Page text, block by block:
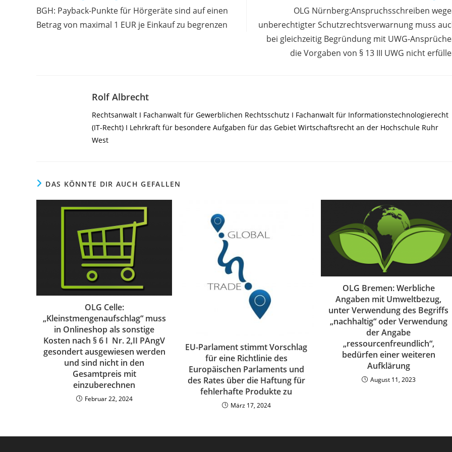
ansehen
BGH: Payback-Punkte für Hörgeräte sind auf einen
Betrag von maximal 1 EUR je Einkauf zu begrenzen
OLG Nürnberg:Anspruchsschreiben
unberechtigter Schutzrechtsverwarnung muss
bei gleichzeitig Begründung mit UWG-
die Vorgaben von § 13 III UWG nicht
Rolf Albrecht
Rechtsanwalt I Fachanwalt für Gewerblichen Rechtsschutz I Fachanwalt für Informationstechnologierecht
(IT-Recht) I Lehrkraft für besondere Aufgaben für das Gebiet Wirtschaftsrecht an der Hochschule Ruhr
West
DAS KÖNNTE DIR AUCH GEFALLEN
OLG Celle:
„Kleinstmengenaufschlag“ muss
in Onlineshop als sonstige
Kosten nach § 6 I Nr. 2,II PAngV
gesondert ausgewiesen werden
und sind nicht in den
Gesamtpreis mit
einzuberechnen
Februar 22, 2024
EU-Parlament stimmt Vorschlag
für eine Richtlinie des
Europäischen Parlaments und
des Rates über die Haftung für
fehlerhafte Produkte zu
März 17, 2024
OLG Bremen: Werbliche
Angaben mit Umweltbezug,
unter Verwendung des Begriffs
„nachhaltig“ oder Verwendung
der Angabe
„ressourcenfreundlich“,
bedürfen einer weiteren
Aufklärung
August 11, 2023